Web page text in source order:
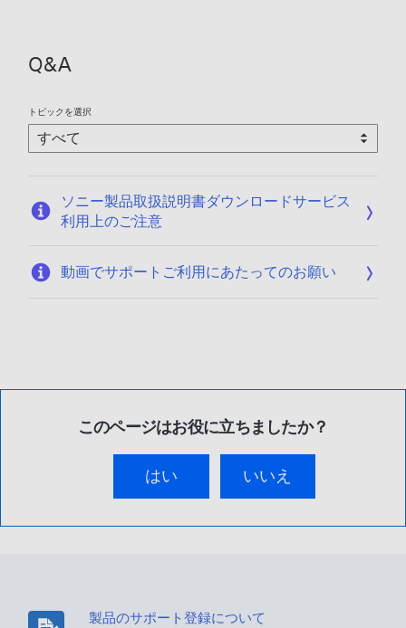
Q&A
トピックを選択
ソニー製品取扱説明書ダウンロードサービス
利用上のご注意
動画でサポートご利用にあたってのお願い
このページはお役に立ちましたか？
はい いいえ
製品のサポート登録について